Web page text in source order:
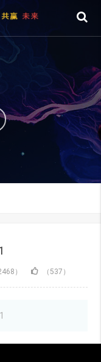
） （537）